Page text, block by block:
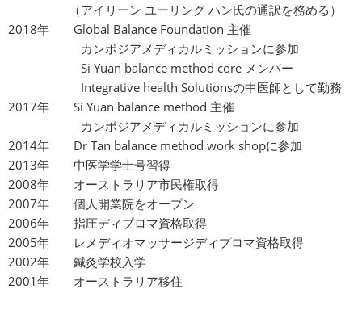
（アイリーン ユーリング ハン氏の通訳を務める）
2018年 Global Balance Foundation 主催
カンボジアメディカルミッションに参加
Si Yuan balance method core メンバー
Integrative health Solutionsの中医師として勤務
2017年 Si Yuan balance method 主催
カンボジアメディカルミッションに参加
2014年 Dr Tan balance method work shopに参加
2013年 中医学学士号習得
2008年 オーストラリア市民権取得
2007年 個人開業院をオープン
2006年 指圧ディプロマ資格取得
2005年 レメディオマッサージディプロマ資格取得
2002年 鍼灸学校入学
2001年 オーストラリア移住